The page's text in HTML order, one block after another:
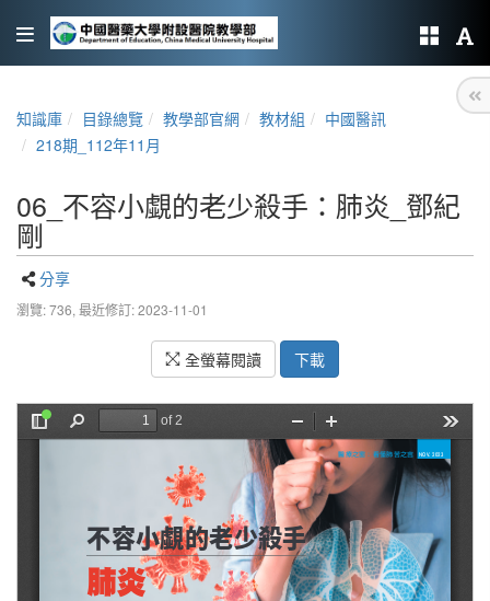
知識庫 目錄總覽 教學部官網 教材組
中國醫訊
218期_112年11月
06_不容小覷的老少殺手：肺炎_鄧紀
剛
分享
瀏覽: 736, 最近修訂: 2023-11-01
全螢幕閱讀 下載